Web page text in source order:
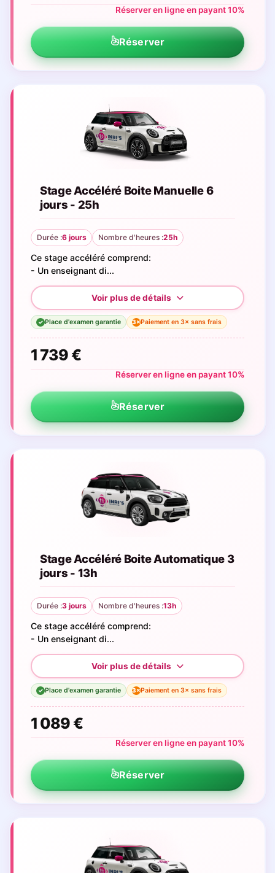
Réserver en ligne en payant 10%
Réserver
Stage Accéléré Boite Manuelle 6
jours - 25h
Durée :6 jours Nombre d'heures :25h
Ce stage accéléré comprend:
- Un enseignant di...
✓ Place d'examen garantie 3×Paiement en 3× sans frais
1 739 €
Réserver en ligne en payant 10%
Réserver
Stage Accéléré Boite Automatique 3
jours - 13h
Durée :3 jours Nombre d'heures :13h
Ce stage accéléré comprend:
- Un enseignant di...
✓ Place d'examen garantie 3×Paiement en 3× sans frais
1 089 €
Réserver en ligne en payant 10%
Réserver